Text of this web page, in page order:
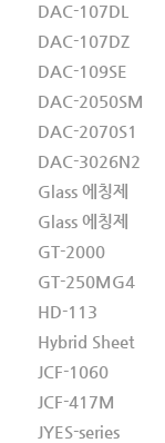
DAC-107DL
DAC-107DZ
DAC-109SE
DAC-2050SM
DAC-2070S1
DAC-3026N2
Glass 에칭제
Glass 에칭제
GT-2000
GT-250MG4
HD-113
Hybrid Sheet
JCF-1060
JCF-417M
JYES-series